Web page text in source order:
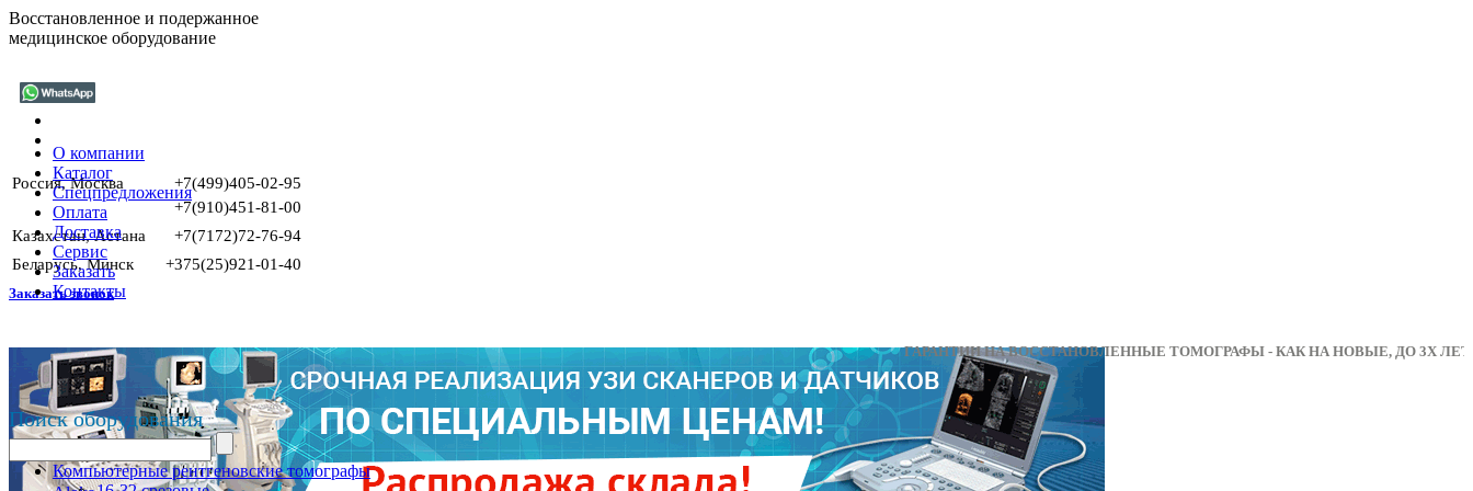
Восстановленное и подержанное
медицинское оборудование
Россия, Москва
+7(499)405-02-95
+7(910)451-81-00
Казахстан, Астана
+7(7172)72-76-94
Беларусь, Минск
+375(25)921-01-40
Заказать звонок
ГАРАНТИИ НА ВОССТАНОВЛЕННЫЕ ТОМОГРАФЫ - КАК НА
О компании
Каталог
Спецпредложения
Оплата
Доставка
Сервис
Заказать
Контакты
Поиск оборудования
Компьютерные рентгеновские томографы